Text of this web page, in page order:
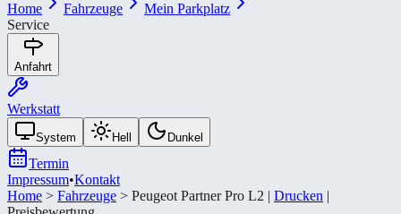
Home
Fahrzeuge
Mein Parkplatz
Service
Anfahrt
Werkstatt
System Hell Dunkel
Termin
Impressum•Kontakt
Home > Fahrzeuge > Peugeot Partner Pro L2 | Drucken |